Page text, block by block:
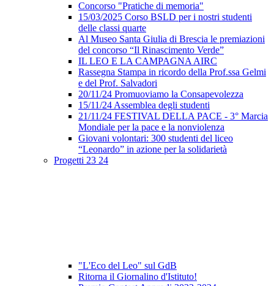
Concorso "Pratiche di memoria"
15/03/2025 Corso BSLD per i nostri studenti
delle classi quarte
Al Museo Santa Giulia di Brescia le premiazioni
del concorso “Il Rinascimento Verde”
IL LEO E LA CAMPAGNA AIRC
Rassegna Stampa in ricordo della Prof.ssa Gelmi
e del Prof. Salvadori
20/11/24 Promuoviamo la Consapevolezza
15/11/24 Assemblea degli studenti
21/11/24 FESTIVAL DELLA PACE - 3° Marcia
Mondiale per la pace e la nonviolenza
Giovani volontari: 300 studenti del liceo
“Leonardo” in azione per la solidarietà
Progetti 23 24
"L'Eco del Leo" sul GdB
Ritorna il Giornalino d'Istituto!